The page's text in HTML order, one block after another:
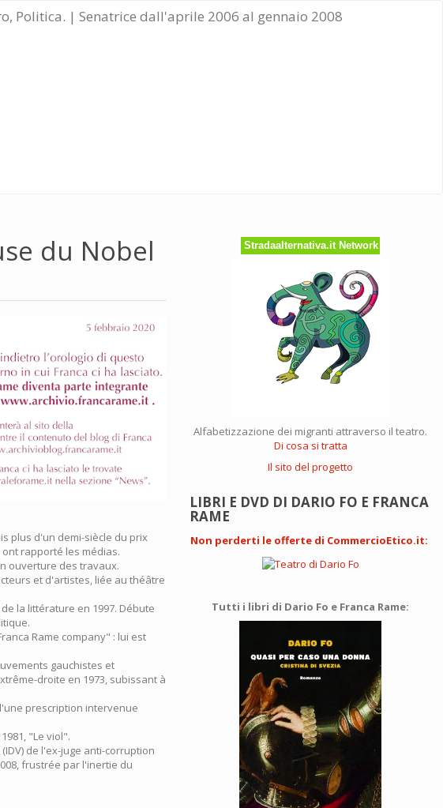
Politica. | Senatrice dall'aprile 2006 al gennaio 2008
du Nobel
plus d'un demi-siècle du prix
rapporté les médias.
ouverture des travaux.
et d'artistes, liée au théâtre
la littérature en 1997. Débute
Rame company" : lui est
gauchistes et
droite en 1973, subissant à
prescription intervenue
"Le viol".
de l'ex-juge anti-corruption
frustrée par l'inertie du
Stradaalternativa.it Network
Alfabetizzazione dei migranti attraverso il teatro.
Di cosa si tratta
Il sito del progetto
LIBRI E DVD DI DARIO FO E FRANCA
RAME
Non perderti le offerte di CommercioEtico.it:
Tutti i libri di Dario Fo e Franca Rame: